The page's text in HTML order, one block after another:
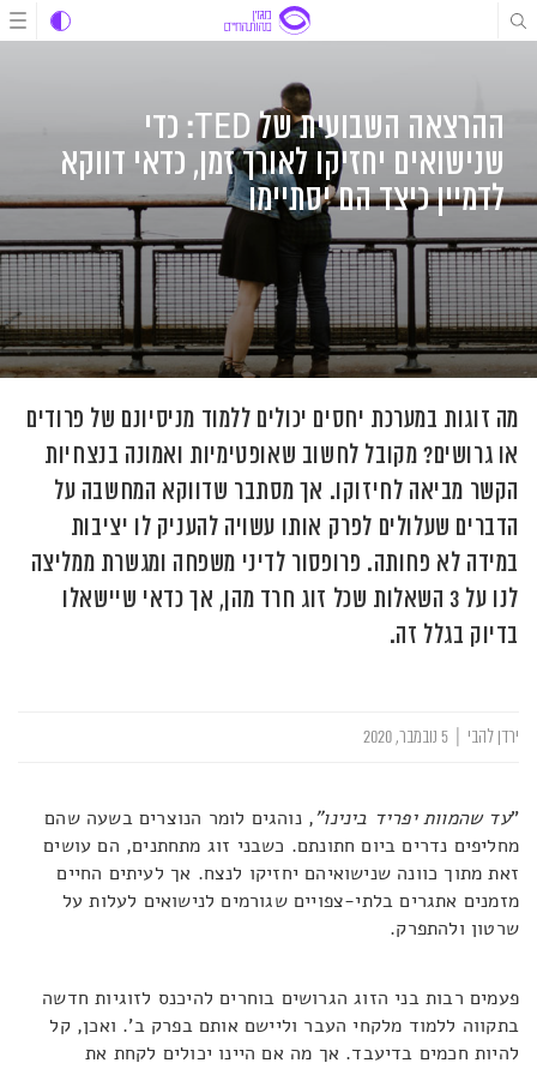
דלג
לתוכן
דלג
דלג
ההרצאה השבועית של TED: כדי
שנישואים יחזיקו לאורך זמן, כדאי דווקא
לדמיין כיצד הם יסתיימו
מה זוגות במערכת יחסים יכולים ללמוד מניסיונם של פרודים
או גרושים? מקובל לחשוב שאופטימיות ואמונה בנצחיות
הקשר מביאה לחיזוקו. אך מסתבר שדווקא המחשבה על
הדברים שעלולים לפרק אותו עשויה להעניק לו יציבות
במידה לא פחותה. פרופסור לדיני משפחה ומגשרת ממליצה
לנו על 3 השאלות שכל זוג חרד מהן, אך כדאי שיישאלו
בדיוק בגלל זה.
ירדן להבי
"עד שהמוות יפריד בינינו", נוהגים לומר הנוצרים בשעה שהם
מחליפים נדרים ביום חתונתם. כשבני זוג מתחתנים, הם עושים
זאת מתוך כוונה שנישואיהם יחזיקו לנצח. אך לעיתים החיים
מזמנים אתגרים בלתי-צפויים שגורמים לנישואים לעלות על
שרטון ולהתפרק.
פעמים רבות בני הזוג הגרושים בוחרים להיכנס לזוגיות חדשה
בתקווה ללמוד מלקחי העבר וליישם אותם בפרק ב'. ואכן, קל
להיות חכמים בדיעבד. אך מה אם היינו יכולים לקחת את